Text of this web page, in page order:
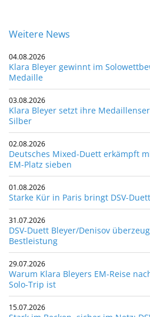
Weitere News
04.08.2026
Klara Bleyer gewinnt im
Medaille
03.08.2026
Klara Bleyer setzt ihre
Silber
02.08.2026
Deutsches Mixed-Duett erkämpft
EM-Platz sieben
01.08.2026
Starke Kür in Paris bringt DSV-
31.07.2026
DSV-Duett Bleyer/Denisov
Bestleistung
29.07.2026
Warum Klara Bleyers EM-Reise
Solo-Trip ist
15.07.2026